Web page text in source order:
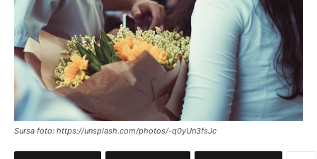
Sursa foto: https://unsplash.com/photos/-q0yUn3fsJc